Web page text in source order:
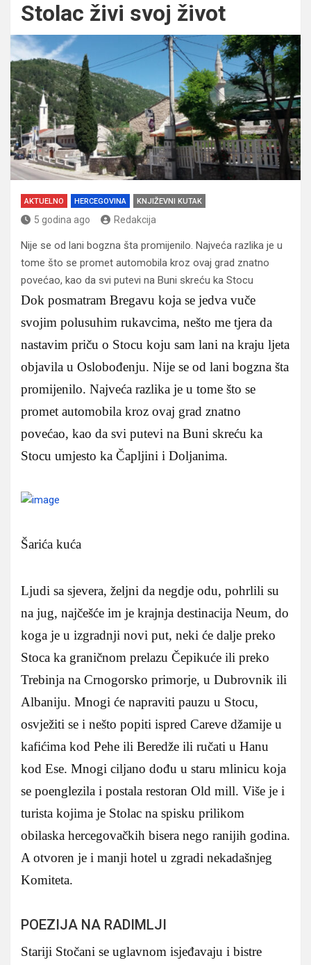
Stolac živi svoj život
AKTUELNO HERCEGOVINA KNJIŽEVNI KUTAK
5 godina ago Redakcija
Nije se od lani bogzna šta promijenilo. Najveća razlika je u
tome što se promet automobila kroz ovaj grad znatno
povećao, kao da svi putevi na Buni skreću ka Stocu
Dok posmatram Bregavu koja se jedva vuče
svojim polusuhim rukavcima, nešto me tjera da
nastavim priču o Stocu koju sam lani na kraju ljeta
objavila u Oslobođenju. Nije se od lani bogzna šta
promijenilo. Najveća razlika je u tome što se
promet automobila kroz ovaj grad znatno
povećao, kao da svi putevi na Buni skreću ka
Stocu umjesto ka Čapljini i Doljanima.
Šarića kuća
Ljudi sa sjevera, željni da negdje odu, pohrlili su
na jug, najčešće im je krajnja destinacija Neum, do
koga je u izgradnji novi put, neki će dalje preko
Stoca ka graničnom prelazu Čepikuće ili preko
Trebinja na Crnogorsko primorje, u Dubrovnik ili
Albaniju. Mnogi će napraviti pauzu u Stocu,
osvježiti se i nešto popiti ispred Careve džamije u
kafićima kod Pehe ili Beredže ili ručati u Hanu
kod Ese. Mnogi ciljano dođu u staru mlinicu koja
se poenglezila i postala restoran Old mill. Više je i
turista kojima je Stolac na spisku prilikom
obilaska hercegovačkih bisera nego ranijih godina.
A otvoren je i manji hotel u zgradi nekadašnjeg
Komiteta.
POEZIJA NA RADIMLJI
Stariji Stočani se uglavnom isjeđavaju i bistre